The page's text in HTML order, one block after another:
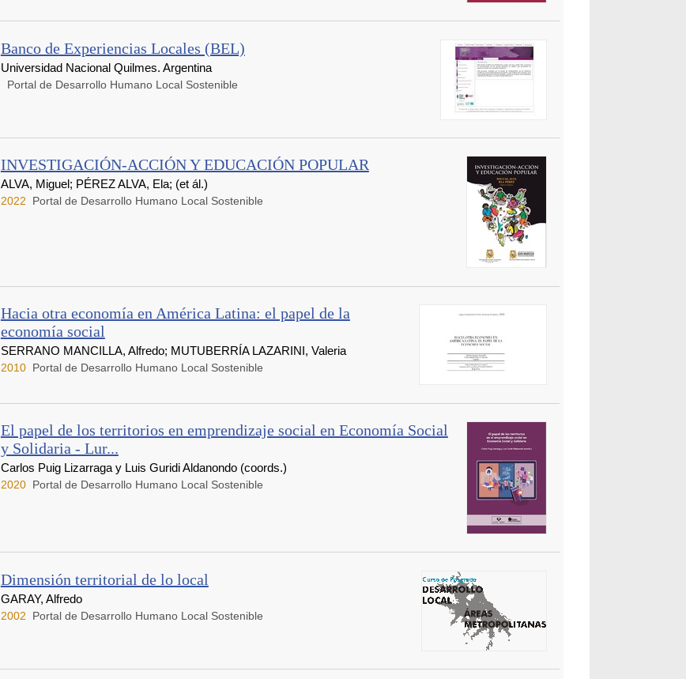
Banco de Experiencias Locales (BEL)
Universidad Nacional Quilmes. Argentina
Portal de Desarrollo Humano Local Sostenible
INVESTIGACIÓN-ACCIÓN Y EDUCACIÓN POPULAR
ALVA, Miguel; PÉREZ ALVA, Ela; (et ál.)
2022 Portal de Desarrollo Humano Local Sostenible
Hacia otra economía en América Latina: el papel de la
economía social
SERRANO MANCILLA, Alfredo; MUTUBERRÍA LAZARINI, Valeria
2010 Portal de Desarrollo Humano Local Sostenible
El papel de los territorios en emprendizaje social en Economía Social
y Solidaria - Lur...
Carlos Puig Lizarraga y Luis Guridi Aldanondo (coords.)
2020 Portal de Desarrollo Humano Local Sostenible
Dimensión territorial de lo local
GARAY, Alfredo
2002 Portal de Desarrollo Humano Local Sostenible